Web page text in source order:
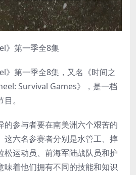
》第一季全8集
》第一季全8集，又名《时间之
Survival Games》，是一档
。
的参与者要在南美洲六个艰苦的
这六名参赛者分别是水管工、摔
松运动员、前海军陆战队员和护
味着他们拥有不同的技能和知识